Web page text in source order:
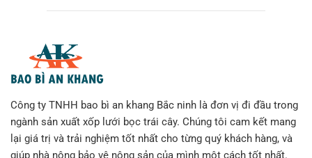
Công ty TNHH bao bì an khang Bắc ninh là đơn vị đi đầu trong
ngành sản xuất xốp lưới bọc trái cây. Chúng tôi cam kết mang
lại giá trị và trải nghiệm tốt nhất cho từng quý khách hàng, và
giúp nhà nông bảo vệ nông sản của mình một cách tốt nhất.